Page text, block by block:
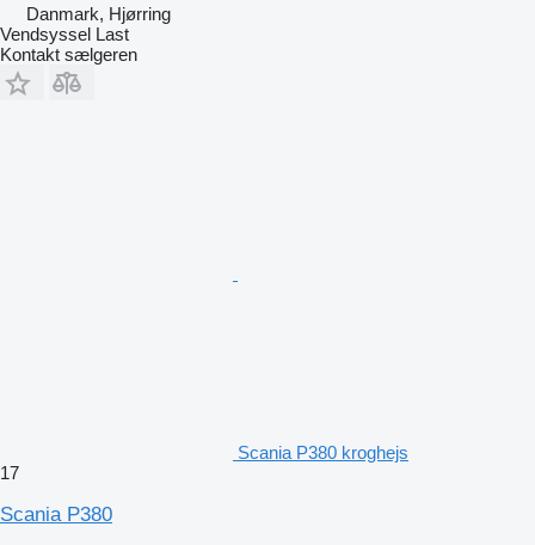
Danmark, Hjørring
Vendsyssel Last
Kontakt sælgeren
Scania P380 kroghejs
17
Scania P380